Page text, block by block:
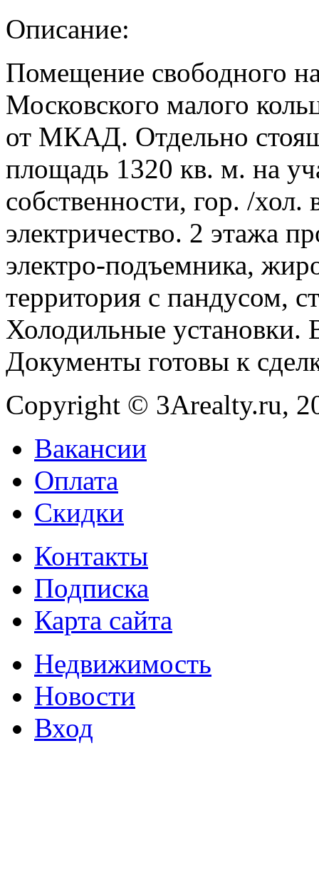
Описание:
Помещение свободного
Московского малого
от МКАД. Отдельно
площадь 1320 кв. м. на
собственности, гор. /хол.
электричество. 2 этажа
электро-подъемника,
территория с пандусом,
Холодильные установки.
Документы готовы к
Copyright © 3Arealty.ru,
Вакансии
Оплата
Скидки
Контакты
Подписка
Карта сайта
Недвижимость
Новости
Вход